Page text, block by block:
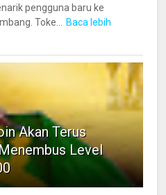
pengguna baru ke
Toke...
Baca lebih
Akan Terus
Level